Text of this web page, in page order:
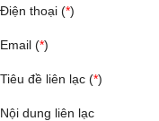
Điện thoại (*)
Email (*)
Tiêu đề liên lạc (*)
Nội dung liên lạc